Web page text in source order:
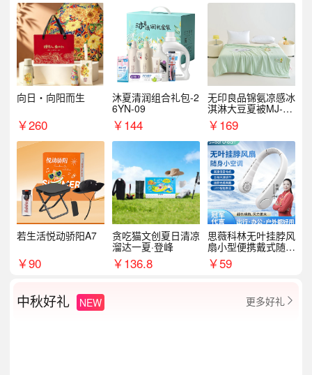
向日・向阳而生
￥260
沐夏清润组合礼包-2
6YN-09
￥144
无印良品锦氨凉感冰
淇淋大豆夏被MJ-B2
025-0193
￥169
若生活悦动骄阳A7
￥90
贪吃猫文创夏日清凉
溜达一夏·登峰
￥136.8
思薇科林无叶挂脖风
扇小型便携戴式随身
挂脖子降温神器
￥59
中秋好礼 NEW 更多好礼 